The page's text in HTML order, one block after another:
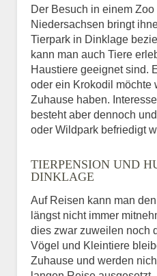
Der Besuch in einem
Niedersachsen bringt
Tierpark in Dinklage
kann man auch Tiere
Haustiere geeignet sind.
oder ein Krokodil möchte
Zuhause haben.
besteht aber dennoch
oder Wildpark befriedigt
TIERPENSION UND
DINKLAGE
Auf Reisen kann man
längst nicht immer
dies zwar zuweilen noch
Vögel und Kleintiere
Zuhause und werden